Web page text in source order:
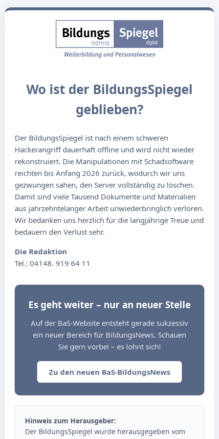
Wo ist der BildungsSpiegel
geblieben?
Der BildungsSpiegel ist nach einem schweren
Hackerangriff dauerhaft offline und wird nicht wieder
rekonstruiert. Die Manipulationen mit Schadsoftware
reichten bis Anfang 2026 zurück, wodurch wir uns
gezwungen sahen, den Server vollständig zu löschen.
Damit sind viele Tausend Dokumente und Materialien
aus jahrzehntelanger Arbeit unwiederbringlich verloren.
Wir bedanken uns herzlich für die langjährige Treue und
bedauern den Verlust sehr.
Die Redaktion
Tel.: 04148. 919 64 11
Es geht weiter – nur an neuer Stelle
Auf der BaS-Website entsteht gerade sukzessiv
ein neuer Bereich für BildungsNews. Schauen
Sie gern vorbei – es lohnt sich!
Zu den neuen BaS-BildungsNews
Hinweis zum Herausgeber:
Der BildungsSpiegel wurde herausgegeben vom